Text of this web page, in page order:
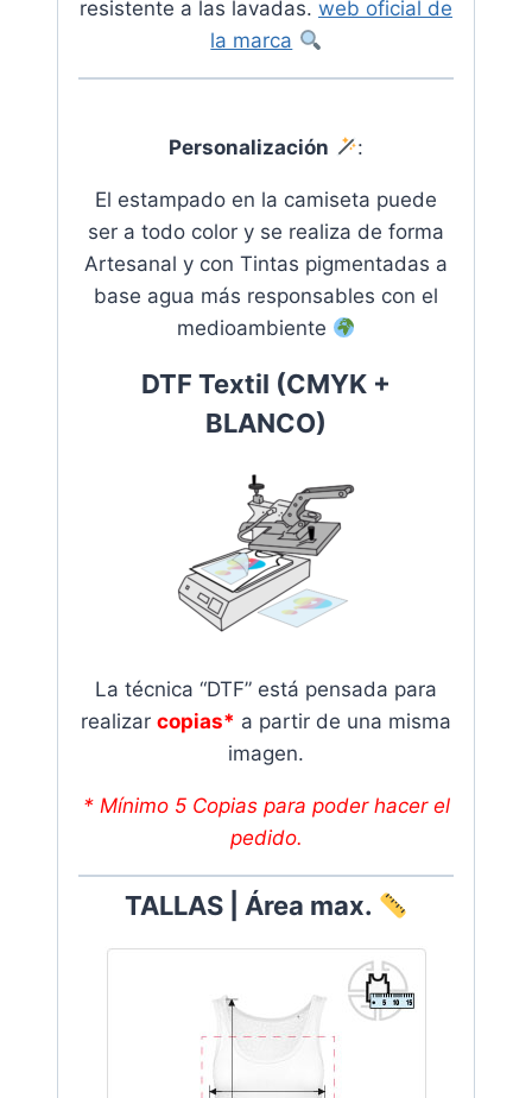
resistente a las lavadas. web oficial de
la marca
Personalización :
El estampado en la camiseta puede
ser a todo color y se realiza de forma
Artesanal y con Tintas pigmentadas a
base agua más responsables con el
medioambiente
DTF Textil (CMYK +
BLANCO)
La técnica “DTF” está pensada para
realizar copias* a partir de una misma
imagen.
* Mínimo 5 Copias para poder hacer el
pedido.
TALLAS | Área max.